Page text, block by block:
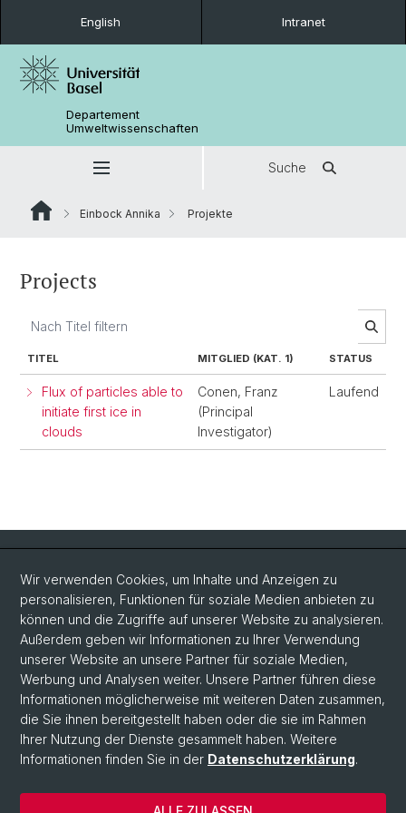
English Intranet
Departement
Umweltwissenschaften
Suche
Einbock Annika Projekte
Projects
TITEL MITGLIED (KAT. 1) STATUS
Flux of particles able to
initiate first ice in
clouds
Conen, Franz
(Principal
Investigator)
Laufend
Quick Links
Kontakt
Wichtige Links & Fotogalerie
Social Media
Instagram
Wir verwenden Cookies, um Inhalte und Anzeigen zu
personalisieren, Funktionen für soziale Medien anbieten zu
können und die Zugriffe auf unserer Website zu analysieren.
Außerdem geben wir Informationen zu Ihrer Verwendung
unserer Website an unsere Partner für soziale Medien,
Werbung und Analysen weiter. Unsere Partner führen diese
Informationen möglicherweise mit weiteren Daten zusammen,
die Sie ihnen bereitgestellt haben oder die sie im Rahmen
Ihrer Nutzung der Dienste gesammelt haben. Weitere
Informationen finden Sie in der Datenschutzerklärung.